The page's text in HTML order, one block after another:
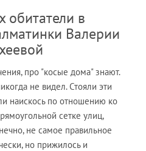
обитатели в
Валерии
про "косые дома" знают.
не видел. Стояли эти
наискось по отношению ко
сетке улиц,
не самое правильное
но прижилось и